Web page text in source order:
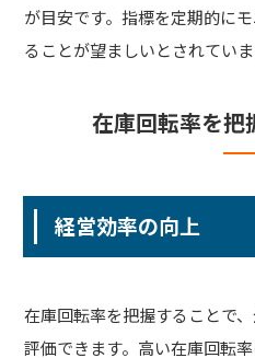
が目安です。指標を定期的に
ることが望ましいとされていま
在庫回転率を把
経営効率の向上
在庫回転率を把握することで
評価できます。高い在庫回転